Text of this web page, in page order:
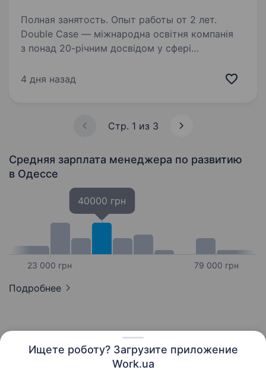
Ищете роботу? Загрузите приложение
Work.ua
Полная занятость. Опыт работы от 2 лет.
Double Case — міжнародна освітня компанія
з понад 20-річним досвідом у сфері
з провідних компаній у своїй галузі
4 дня назад
Стр. 1 из 3
Средняя зарплата менеджера по развитию
в Одессе
23 000 грн
40000 грн
79 000 грн
Подробнее